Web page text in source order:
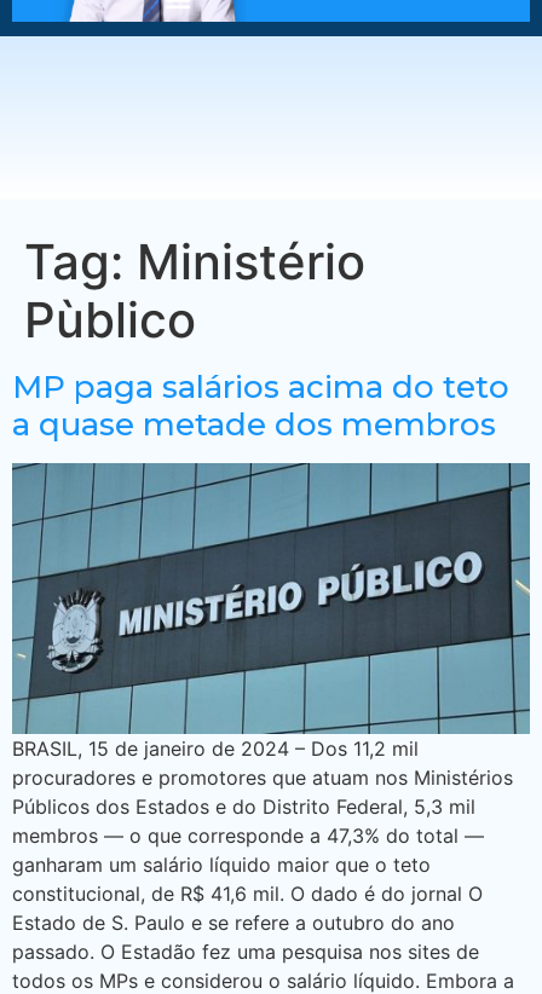
Tag: Ministério
Pùblico
MP paga salários acima do teto
a quase metade dos membros
BRASIL, 15 de janeiro de 2024 – Dos 11,2 mil
procuradores e promotores que atuam nos Ministérios
Públicos dos Estados e do Distrito Federal, 5,3 mil
membros — o que corresponde a 47,3% do total —
ganharam um salário líquido maior que o teto
constitucional, de R$ 41,6 mil. O dado é do jornal O
Estado de S. Paulo e se refere a outubro do ano
passado. O Estadão fez uma pesquisa nos sites de
todos os MPs e considerou o salário líquido. Embora a